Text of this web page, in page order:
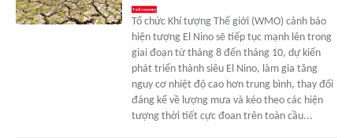
Tổ chức Khí tượng Thế giới (WMO) cảnh báo
hiện tượng El Nino sẽ tiếp tục mạnh lên trong
giai đoạn từ tháng 8 đến tháng 10, dự kiến
phát triển thành siêu El Nino, làm gia tăng
nguy cơ nhiệt độ cao hơn trung bình, thay đổi
đáng kể về lượng mưa và kéo theo các hiện
tượng thời tiết cực đoan trên toàn cầu...